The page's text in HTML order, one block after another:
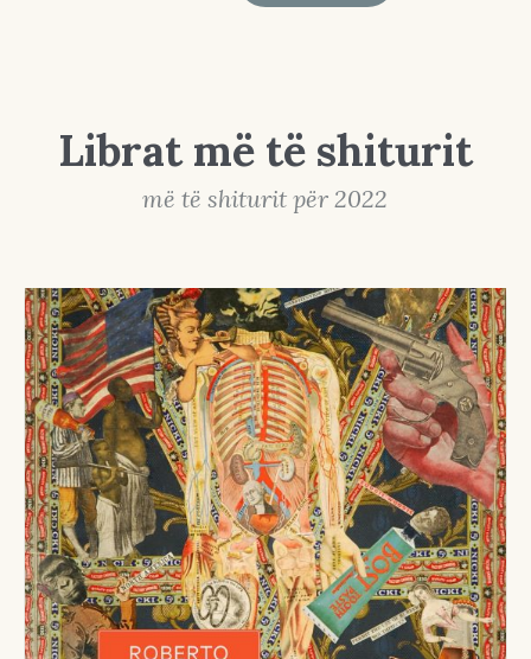
Librat më të shiturit
më të shiturit për 2022